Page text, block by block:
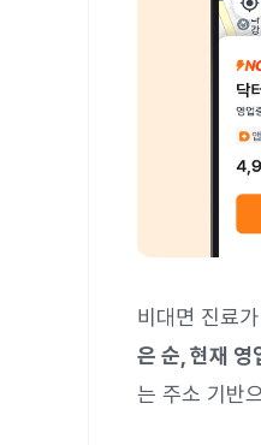
비대면 진료
은 순, 현재 영
는 주소 기반